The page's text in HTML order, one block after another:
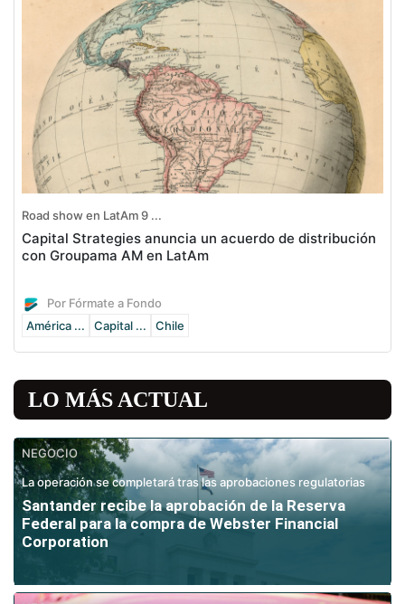
Road show en LatAm 9 ...
Capital Strategies anuncia un acuerdo de distribución
con Groupama AM en LatAm
Por Fórmate a Fondo
América ...
Capital ... Chile
LO MÁS ACTUAL
NEGOCIO
La operación se completará tras las aprobaciones regulatorias
Santander recibe la aprobación de la Reserva
Federal para la compra de Webster Financial
Corporation